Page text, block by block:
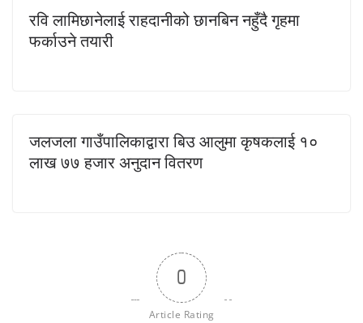
रवि लामिछानेलाई राहदानीको छानबिन नहुँदै गृहमा
फर्काउने तयारी
जलजला गाउँपालिकाद्वारा बिउ आलुमा कृषकलाई १०
लाख ७७ हजार अनुदान वितरण
0
Article Rating